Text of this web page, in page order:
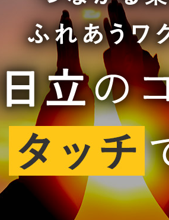
地域に導入を
地域ごとの
智頭